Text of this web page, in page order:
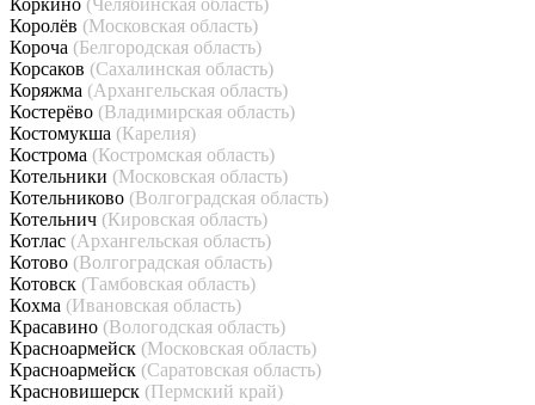
Коркино (Челябинская область)
Королёв (Московская область)
Короча (Белгородская область)
Корсаков (Сахалинская область)
Коряжма (Архангельская область)
Костерёво (Владимирская область)
Костомукша (Карелия)
Кострома (Костромская область)
Котельники (Московская область)
Котельниково (Волгоградская область)
Котельнич (Кировская область)
Котлас (Архангельская область)
Котово (Волгоградская область)
Котовск (Тамбовская область)
Кохма (Ивановская область)
Красавино (Вологодская область)
Красноармейск (Московская область)
Красноармейск (Саратовская область)
Красновишерск (Пермский край)